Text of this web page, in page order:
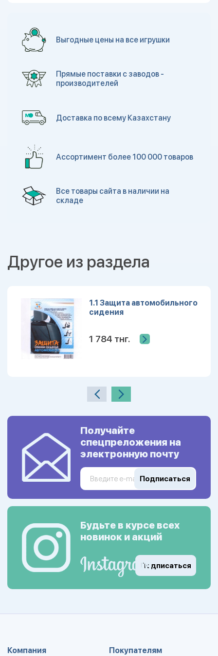
Выгодные цены на все игрушки
Прямые поставки с заводов -
производителей
Доставка по всему Казахстану
Ассортимент более 100 000 товаров
Все товары сайта в наличии на
складе
Другое из раздела
1.1 Защита автомобильного
сидения
1 784 тнг.
Получайте
спецпреложения на
электронную почту
Подписаться
Будьте в курсе всех
новинок и акций
Подписаться
Компания Покупателям